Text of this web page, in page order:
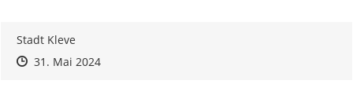
Stadt Kleve
Zeitpunkt des Erstellens
Zeitpunkt des Erstellens
31. Mai 2024Zur Äußerung